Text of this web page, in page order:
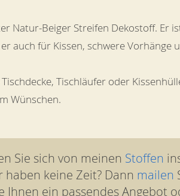
Natur-Beiger Streifen Dekostoff. Er
auch für Kissen, schwere Vorhänge
Tischläufer oder
Wünschen.
Sie sich von meinen Stoffen
haben keine Zeit? Dann mailen
Ihnen ein passendes Angebot